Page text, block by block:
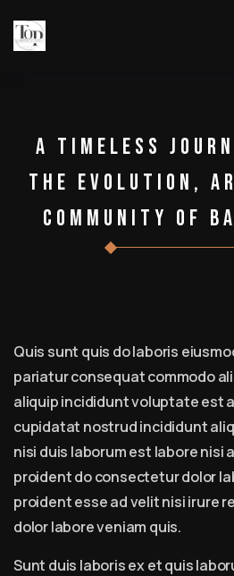
A Timeless
The Evolution,
Community Of
Quis sunt quis do laboris
pariatur consequat commodo
aliquip incididunt voluptate est
cupidatat nostrud incididunt
nisi duis laborum est labore nisi
proident do consectetur dolor
proident esse ad velit nisi irure
dolor labore veniam quis.
Sunt duis laboris ex et quis